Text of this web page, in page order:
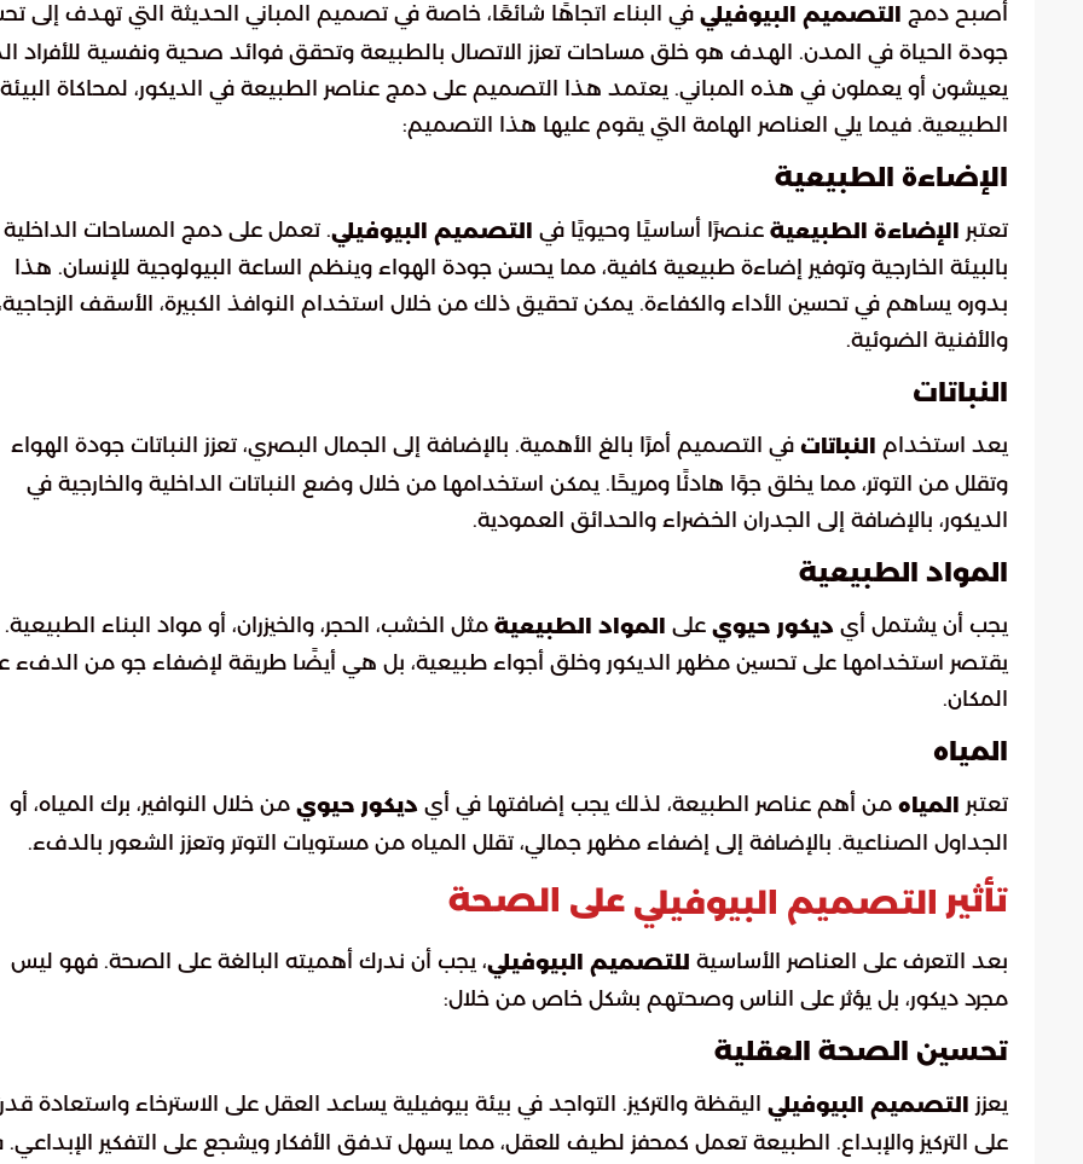
أصبح دمج التصميم البيوفيلي في البناء اتجاهًا شائعًا، خاصة في تصميم المباني الحديثة التي تهدف إلى
جودة الحياة في المدن. الهدف هو خلق مساحات تعزز الاتصال بالطبيعة وتحقق فوائد صحية ونفسية للأفراد
يعيشون أو يعملون في هذه المباني. يعتمد هذا التصميم على دمج عناصر الطبيعة في الديكور، لمحاكاة البيئة
الطبيعية. فيما يلي العناصر الهامة التي يقوم عليها هذا التصميم:
الإضاءة الطبيعية
تعتبر الإضاءة الطبيعية عنصرًا أساسيًا وحيويًا في التصميم البيوفيلي. تعمل على دمج المساحات الداخلية
بالبيئة الخارجية وتوفير إضاءة طبيعية كافية، مما يحسن جودة الهواء وينظم الساعة البيولوجية للإنسان. هذا
بدوره يساهم في تحسين الأداء والكفاءة. يمكن تحقيق ذلك من خلال استخدام النوافذ الكبيرة، الأسقف
والأفنية الضوئية.
النباتات
يعد استخدام النباتات في التصميم أمرًا بالغ الأهمية. بالإضافة إلى الجمال البصري، تعزز النباتات جودة الهواء
وتقلل من التوتر، مما يخلق جوًا هادئًا ومريحًا. يمكن استخدامها من خلال وضع النباتات الداخلية والخارجية في
الديكور، بالإضافة إلى الجدران الخضراء والحدائق العمودية.
المواد الطبيعية
يجب أن يشتمل أي ديكور حيوي على المواد الطبيعية مثل الخشب، الحجر، والخيزران، أو مواد البناء الطبيعية.
يقتصر استخدامها على تحسين مظهر الديكور وخلق أجواء طبيعية، بل هي أيضًا طريقة لإضفاء جو من الدفء
المكان.
المياه
تعتبر المياه من أهم عناصر الطبيعة، لذلك يجب إضافتها في أي ديكور حيوي من خلال النوافير، برك المياه، أو
الجداول الصناعية. بالإضافة إلى إضفاء مظهر جمالي، تقلل المياه من مستويات التوتر وتعزز الشعور بالدفء.
تأثير التصميم البيوفيلي على الصحة
بعد التعرف على العناصر الأساسية للتصميم البيوفيلي، يجب أن ندرك أهميته البالغة على الصحة. فهو ليس
مجرد ديكور، بل يؤثر على الناس وصحتهم بشكل خاص من خلال:
تحسين الصحة العقلية
يعزز التصميم البيوفيلي اليقظة والتركيز. التواجد في بيئة بيوفيلية يساعد العقل على الاسترخاء واستعادة
على التركيز والإبداع. الطبيعة تعمل كمحفز لطيف للعقل، مما يسهل تدفق الأفكار ويشجع على التفكير الإبداعي.